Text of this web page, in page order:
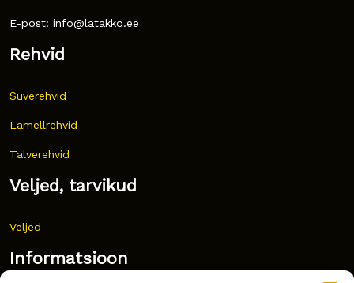
E-post: info@latakko.ee
Rehvid
Suverehvid
Lamellrehvid
Talverehvid
Veljed, tarvikud
Veljed
Informatsioon